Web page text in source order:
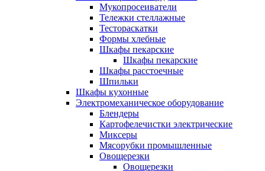
Мукопросеиватели
Тележки стеллажные
Тестораскатки
Формы хлебные
Шкафы пекарские
Шкафы пекарские
Шкафы расстоечные
Шпильки
Шкафы кухонные
Электромеханическое оборудование
Блендеры
Картофелечистки электрические
Миксеры
Мясорубки промышленные
Овощерезки
Овощерезки